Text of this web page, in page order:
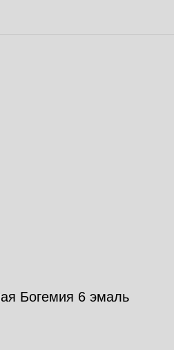
Богемия 6 эмаль